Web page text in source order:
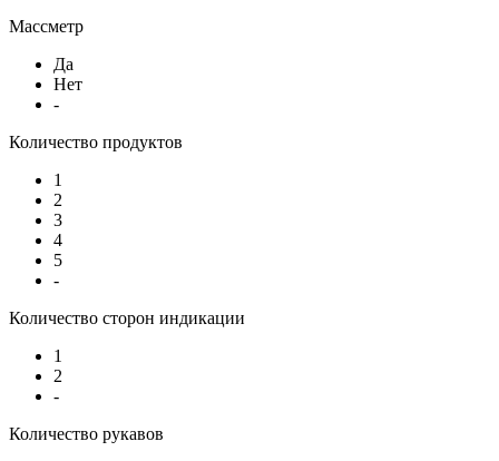
Массметр
Да
Нет
-
Количество продуктов
1
2
3
4
5
-
Количество сторон индикации
1
2
-
Количество рукавов